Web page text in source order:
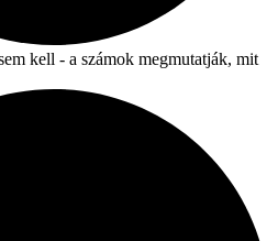
kell - a számok megmutatják, mit